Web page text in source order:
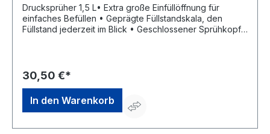
Drucksprüher 1,5 L• Extra große Einfüllöffnung für
einfaches Befüllen • Geprägte Füllstandskala, den
Füllstand jederzeit im Blick • Geschlossener Sprühkopf
manuelles Druckablassen bei Bedarf • Verstellbare
Düse von Punktstrahl bis feine gleichmäßige
Zerstäubung • Schwenkbare Düse für mehr Flexibiliät in
der AnwendungHersteller: MESTO Spritzenfabrik Ernst
Stockburger GmbH, Ludwigsburger Str. 71, 71691
Freiberg/Neckar, DE, +4971412720, info@mesto.de
30,50 €*
In den Warenkorb